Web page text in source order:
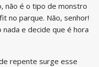
não é o tipo de monstro
no parque. Não, senhor!
e decide que é hora
repente surge esse